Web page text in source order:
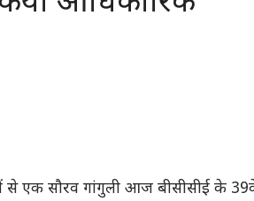
से एक सौरव गांगुली आज बीसीसीई के